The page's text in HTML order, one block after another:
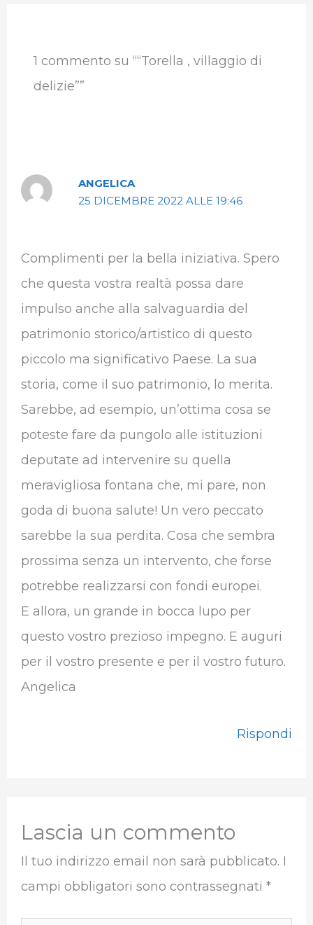
1 commento su ““Torella , villaggio di
delizie””
ANGELICA
25 DICEMBRE 2022 ALLE 19:46
Complimenti per la bella iniziativa. Spero
che questa vostra realtà possa dare
impulso anche alla salvaguardia del
patrimonio storico/artistico di questo
piccolo ma significativo Paese. La sua
storia, come il suo patrimonio, lo merita.
Sarebbe, ad esempio, un’ottima cosa se
poteste fare da pungolo alle istituzioni
deputate ad intervenire su quella
meravigliosa fontana che, mi pare, non
goda di buona salute! Un vero peccato
sarebbe la sua perdita. Cosa che sembra
prossima senza un intervento, che forse
potrebbe realizzarsi con fondi europei.
E allora, un grande in bocca lupo per
questo vostro prezioso impegno. E auguri
per il vostro presente e per il vostro futuro.
Angelica
Rispondi
Lascia un commento
Il tuo indirizzo email non sarà pubblicato. I
campi obbligatori sono contrassegnati *